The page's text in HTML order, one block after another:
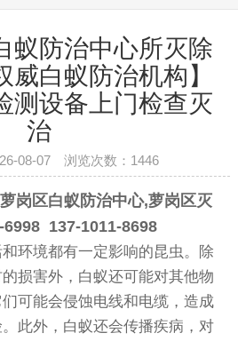
蚁防治中心所灭除
威白蚁防治机构】
测设备上门检查灭
治
08-07 浏览次数： 1446
萝岗区白蚁防治中心,萝岗区灭
6998 137-1011-8698
环境都有一定影响的昆虫。除
损害外，白蚁还可能对其他物
可能会侵蚀电线和电缆，造成
此外，白蚁还会传播疾病，对